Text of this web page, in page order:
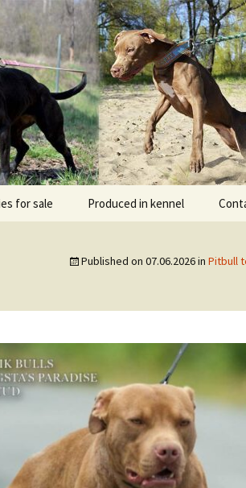
Europe. ADBA
for sale Produced in kennel
Published on 07.06.2026in Pitbull